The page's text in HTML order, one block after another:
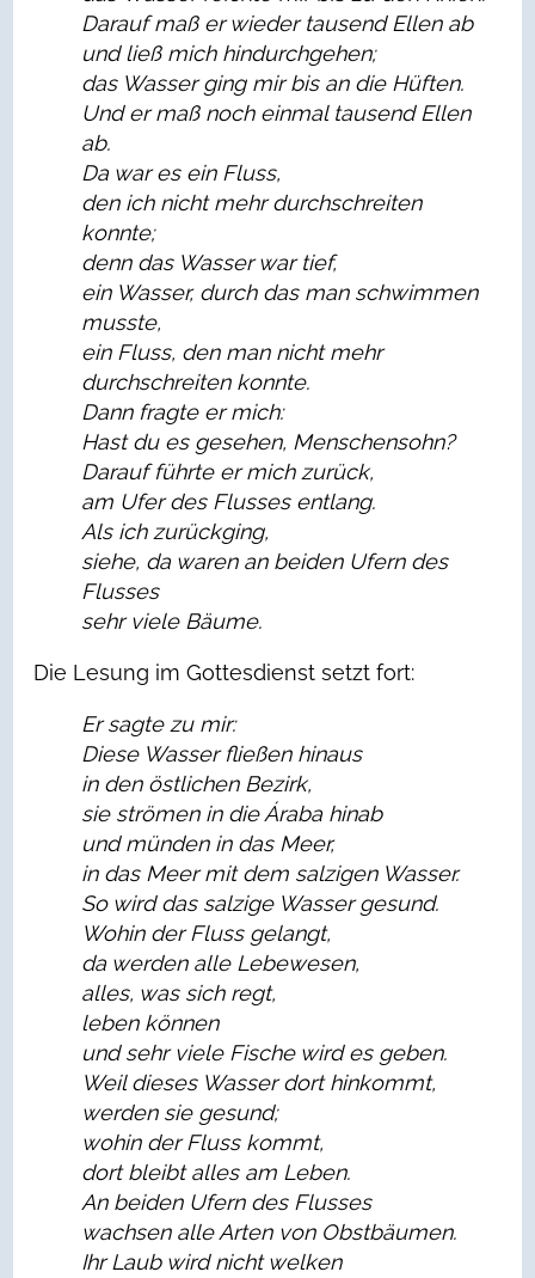
Darauf maß er wieder tausend Ellen ab
und ließ mich hindurchgehen;
das Wasser ging mir bis an die Hüften.
Und er maß noch einmal tausend Ellen
ab.
Da war es ein Fluss,
den ich nicht mehr durchschreiten
konnte;
denn das Wasser war tief,
ein Wasser, durch das man schwimmen
musste,
ein Fluss, den man nicht mehr
durchschreiten konnte.
Dann fragte er mich:
Hast du es gesehen, Menschensohn?
Darauf führte er mich zurück,
am Ufer des Flusses entlang.
Als ich zurückging,
siehe, da waren an beiden Ufern des
Flusses
sehr viele Bäume.
Die Lesung im Gottesdienst setzt fort:
Er sagte zu mir:
Diese Wasser fließen hinaus
in den östlichen Bezirk,
sie strömen in die Áraba hinab
und münden in das Meer,
in das Meer mit dem salzigen Wasser.
So wird das salzige Wasser gesund.
Wohin der Fluss gelangt,
da werden alle Lebewesen,
alles, was sich regt,
leben können
und sehr viele Fische wird es geben.
Weil dieses Wasser dort hinkommt,
werden sie gesund;
wohin der Fluss kommt,
dort bleibt alles am Leben.
An beiden Ufern des Flusses
wachsen alle Arten von Obstbäumen.
Ihr Laub wird nicht welken